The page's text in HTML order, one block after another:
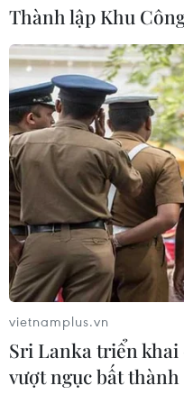
07/08/2026 08:58
Nhà đầu tư Anh đề
hợp cảng biển 18 tỷ
Ninh
07/08/2026 08:33
Canh tác biển - động
kinh tế biển Việt Nam
07/08/2026 08:14
Giá vàng hướng tới
nhất kể từ tháng 1/2026
Thành lập Khu
vietnamplus.vn
Sri Lanka triển khai
vượt ngục bất thành